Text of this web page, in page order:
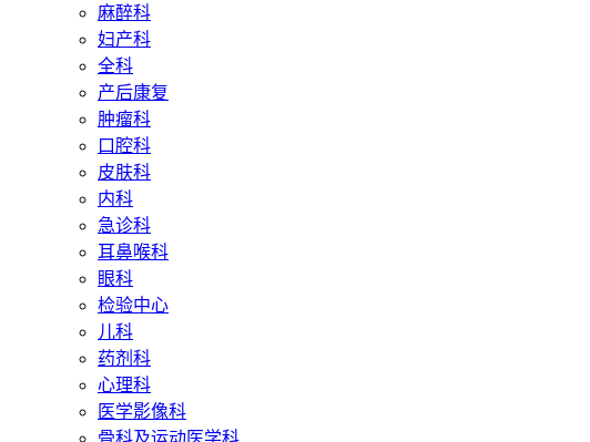
麻醉科
妇产科
全科
产后康复
肿瘤科
口腔科
皮肤科
内科
急诊科
耳鼻喉科
眼科
检验中心
儿科
药剂科
心理科
医学影像科
骨科及运动医学科